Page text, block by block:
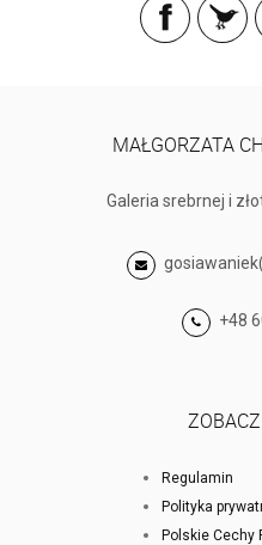
MAŁGORZATA
Galeria srebrnej i
+48
Regulamin
Polityka
Polskie Cechy